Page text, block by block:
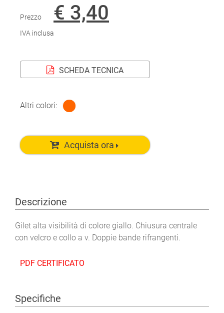
Prezzo € 3,40
IVA inclusa
SCHEDA TECNICA
Altri colori:
Acquista ora
Descrizione
Gilet alta visibilità di colore giallo. Chiusura centrale
con velcro e collo a v. Doppie bande rifrangenti.
PDF CERTIFICATO
Specifiche